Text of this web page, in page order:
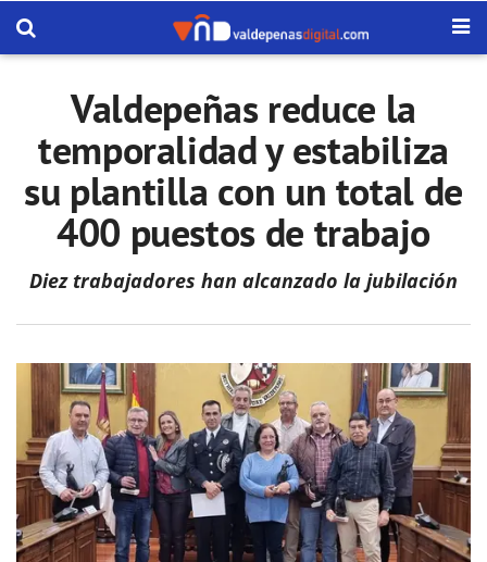
Valdepeñas reduce la
temporalidad y estabiliza
su plantilla con un total de
400 puestos de trabajo
Diez trabajadores han alcanzado la jubilación